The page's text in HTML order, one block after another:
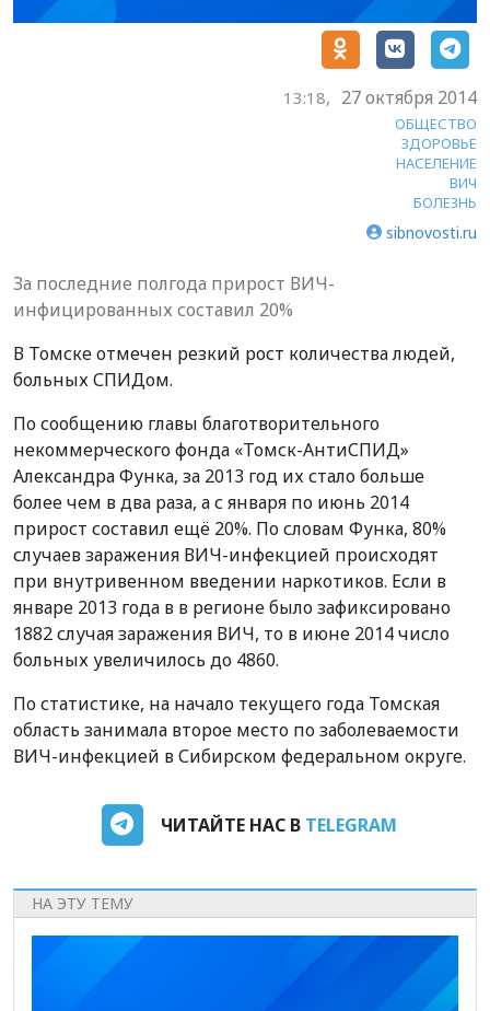
13:18, 27 октября 2014
ОБЩЕСТВО
ЗДОРОВЬЕ
НАСЕЛЕНИЕ
ВИЧ
БОЛЕЗНЬ
sibnovosti.ru
За последние полгода прирост ВИЧ-
инфицированных составил 20%
В Томске отмечен резкий рост количества людей,
больных СПИДом.
По сообщению главы благотворительного
некоммерческого фонда «Томск-АнтиСПИД»
Александра Функа, за 2013 год их стало больше
более чем в два раза, а с января по июнь 2014
прирост составил ещё 20%. По словам Функа, 80%
случаев заражения ВИЧ-инфекцией происходят
при внутривенном введении наркотиков. Если в
январе 2013 года в в регионе было зафиксировано
1882 случая заражения ВИЧ, то в июне 2014 число
больных увеличилось до 4860.
По статистике, на начало текущего года Томская
область занимала второе место по заболеваемости
ВИЧ-инфекцией в Сибирском федеральном округе.
ЧИТАЙТЕ НАС В TELEGRAM
НА ЭТУ ТЕМУ